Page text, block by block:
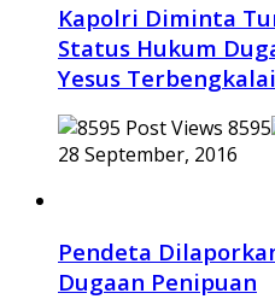
Kapolri Diminta
Status Hukum
Yesus
8595
28 September, 2016
Pendeta
Dugaan Penipuan